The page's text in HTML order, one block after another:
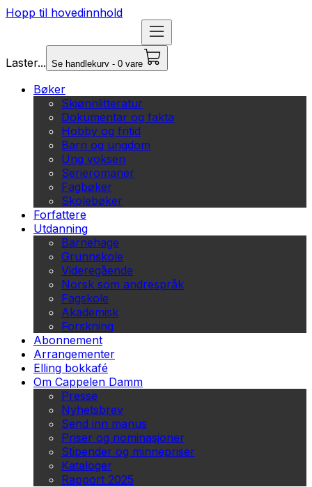
Hopp til hovedinnhold
Laster... Se handlekurv - 0 vare
Bøker
Skjønnlitteratur
Dokumentar og fakta
Hobby og fritid
Barn og ungdom
Ung voksen
Serieromaner
Fagbøker
Skolebøker
Forfattere
Utdanning
Barnehage
Grunnskole
Videregående
Norsk som andrespråk
Fagskole
Akademisk
Forskning
Abonnement
Arrangementer
Elling bokkafé
Om Cappelen Damm
Presse
Nyhetsbrev
Send inn manus
Priser og nominasjoner
Stipender og minnepriser
Kataloger
Rapport 2025